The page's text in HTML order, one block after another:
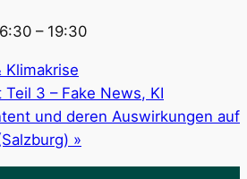
– 19:30
Klimakrise
3 – Fake News, KI
und deren Auswirkungen auf
»